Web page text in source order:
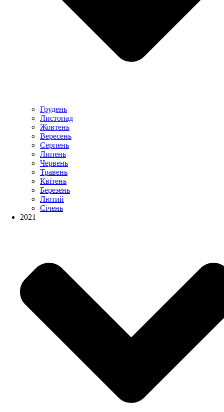
Грудень
Листопад
Жовтень
Вересень
Серпень
Липень
Червень
Травень
Квітень
Березень
Лютий
Січень
2021